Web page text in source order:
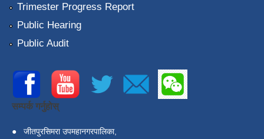
Trimester Progress Report
Public Hearing
Public Audit
सम्पर्क गर्नुहोस्
●
जीतपुरसिमरा उपमहानगरपालिका,